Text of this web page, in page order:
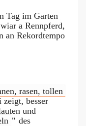
Tag im Garten
a Rennpferd,
an Rekordtempo
rasen, tollen
besser
und
" des